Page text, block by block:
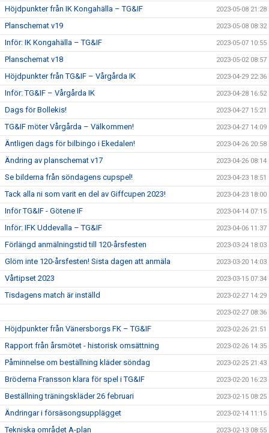
Höjdpunkter från IK Kongahälla – TG&IF 2023-05-08 21:28
Planschemat v19 2023-05-08 08:32
Inför: IK Kongahälla – TG&IF 2023-05-07 10:55
Planschemat v18 2023-05-02 08:57
Höjdpunkter från TG&IF – Vårgårda IK 2023-04-29 22:36
Inför: TG&IF – Vårgårda IK 2023-04-28 16:52
Dags för Bollekis! 2023-04-27 15:21
TG&IF möter Vårgårda – Välkommen! 2023-04-27 14:09
Äntligen dags för bilbingo i Ekedalen! 2023-04-26 20:58
Ändring av planschemat v17 2023-04-26 08:14
Se bilderna från söndagens cupspel! 2023-04-23 18:51
Tack alla ni som varit en del av Giffcupen 2023! 2023-04-23 18:00
Inför TG&IF - Götene IF 2023-04-14 07:15
Inför: IFK Uddevalla – TG&IF 2023-04-06 11:37
Förlängd anmälningstid till 120-årsfesten 2023-03-24 18:03
Glöm inte 120-årsfesten! Sista dagen att anmäla 2023-03-20 14:03
Vårtipset 2023 2023-03-15 07:34
Tisdagens match är inställd 2023-02-27 14:29
2023-02-27 08:36
Höjdpunkter från Vänersborgs FK – TG&IF 2023-02-26 21:51
Rapport från årsmötet - historisk omsättning 2023-02-26 14:35
Påminnelse om beställning kläder söndag 2023-02-25 21:43
Bröderna Fransson klara för spel i TG&IF 2023-02-20 16:23
Beställning träningskläder 26 februari 2023-02-15 08:25
Ändringar i försäsongsupplägget 2023-02-14 11:15
Tekniska området A-plan 2023-02-13 08:55